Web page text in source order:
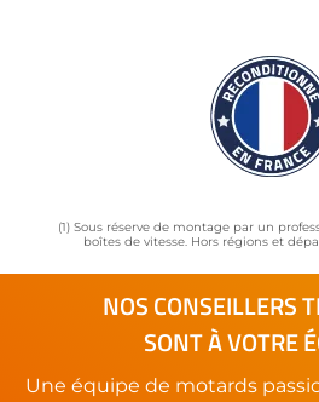
(1) Sous réserve de montage par un
boîtes de vitesse. Hors régions et
NOS CONSEILLERS
SONT À VOTRE
Une équipe de motards